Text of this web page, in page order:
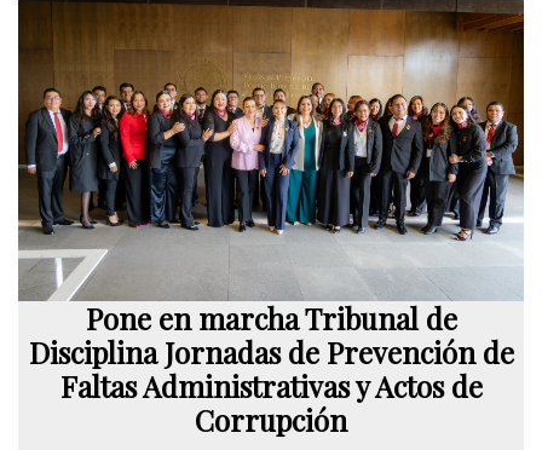
Pone en marcha Tribunal de
Disciplina Jornadas de Prevención de
Faltas Administrativas y Actos de
Corrupción